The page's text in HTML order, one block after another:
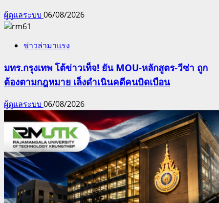
ผู้ดูแลระบบ 06/08/2026
ข่าวล่ามาแรง
มทร.กรุงเทพ โต้ข่าวเท็จ! ยัน MOU-หลักสูตร-วีซ่า ถูก
ต้องตามกฎหมาย เล็งดำเนินคดีคนบิดเบือน
ผู้ดูแลระบบ 06/08/2026